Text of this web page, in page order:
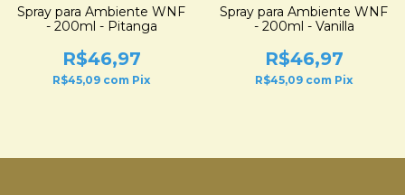
Spray para Ambiente WNF
- 200ml - Pitanga
R$46,97
R$45,09 com Pix
Spray para Ambiente WNF
- 200ml - Vanilla
R$46,97
R$45,09 com Pix